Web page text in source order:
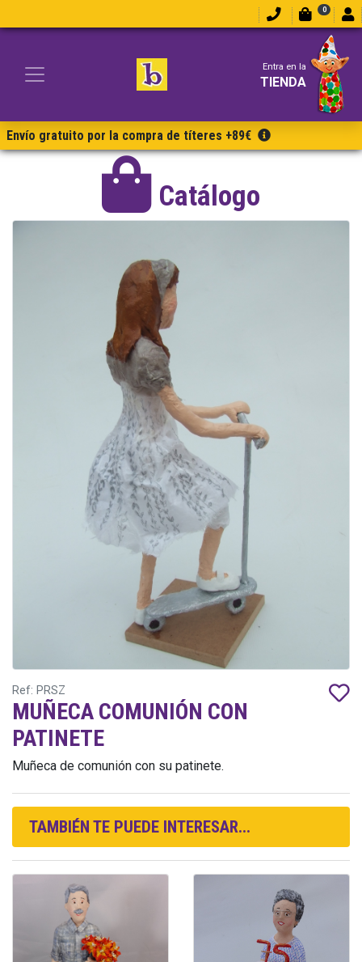
0
Entra en la
TIENDA
Envío gratuito por la compra de títeres +89€
Catálogo
Ref: PRSZ
MUÑECA COMUNIÓN CON
PATINETE
Muñeca de comunión con su patinete.
TAMBIÉN TE PUEDE INTERESAR...